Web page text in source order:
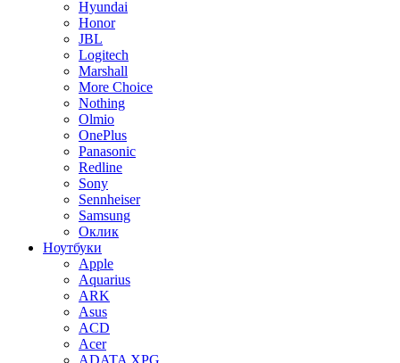
Hyundai
Honor
JBL
Logitech
Marshall
More Choice
Nothing
Olmio
OnePlus
Panasonic
Redline
Sony
Sennheiser
Samsung
Оклик
Ноутбуки
Apple
Aquarius
ARK
Asus
ACD
Acer